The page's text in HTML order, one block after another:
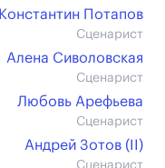
Константин Потапов
Сценарист
Алена Сиволовская
Сценарист
Любовь Арефьева
Сценарист
Андрей Зотов (II)
Сценарист